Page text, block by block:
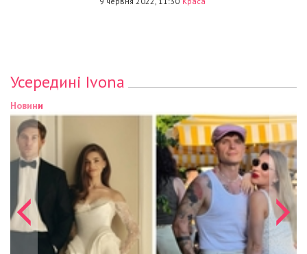
Усередині Ivona
Новини